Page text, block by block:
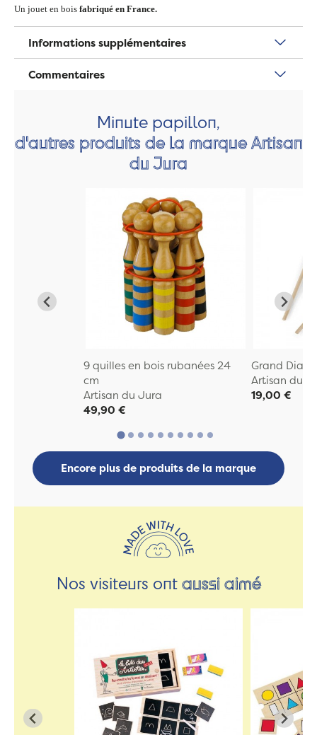
Un jouet en bois fabriqué en France.
Informations supplémentaires
Commentaires
Minute papillon,
d'autres produits de la marque Artisan
du Jura
9 quilles en bois rubanées 24
cm
Artisan du Jura
49,90 €
Grand
Artisan du
19,00 €
Encore plus de produits de la marque
Nos visiteurs ontaussi aimé